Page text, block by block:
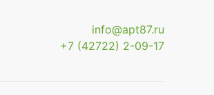
info@apt87.ru
+7 (42722) 2-09-17